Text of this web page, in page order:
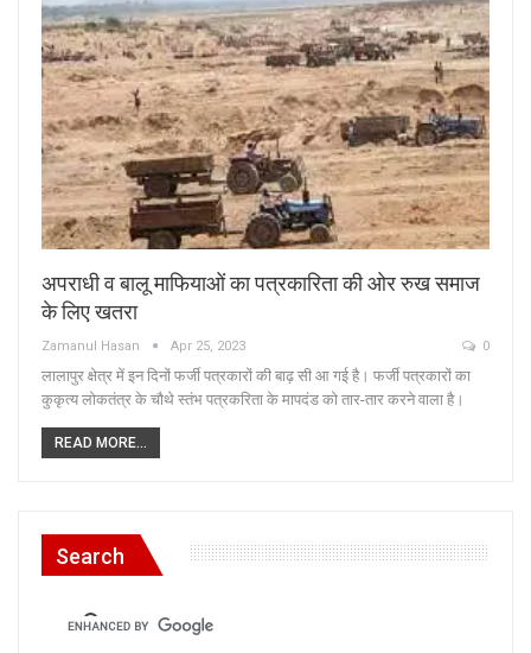
अपराधी व बालू माफियाओं का पत्रकारिता की ओर रुख समाज
के लिए खतरा
Zamanul Hasan Apr 25, 2023 0
लालापुर क्षेत्र में इन दिनों फर्जी पत्रकारों की बाढ़ सी आ गई है। फर्जी पत्रकारों का
कुकृत्य लोकतंत्र के चौथे स्तंभ पत्रकरिता के मापदंड को तार-तार करने वाला है।
READ MORE...
Search